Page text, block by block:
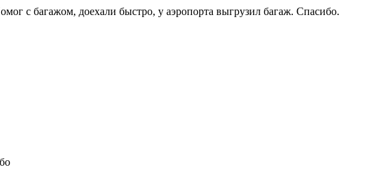
с багажом, доехали быстро, у аэропорта выгрузил багаж. Спасибо.